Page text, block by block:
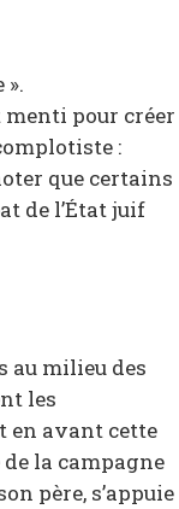
pour créer
:
que certains
de l’État juif
au milieu des
les
en avant cette
la campagne
père, s’appuie